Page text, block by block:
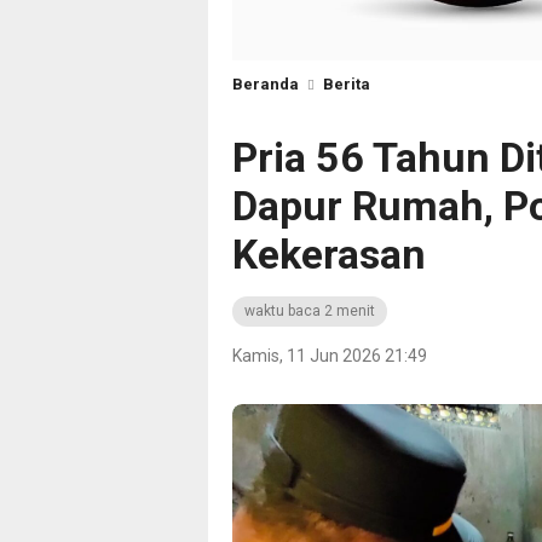
Beranda Berita
Pria 56 Tahun
Dapur Rumah,
Kekerasan
waktu baca 2 menit
Kamis, 11 Jun 2026 21:49